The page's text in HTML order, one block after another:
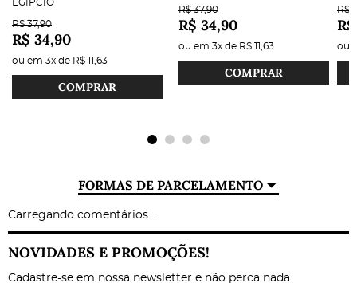
EGÍPCIO
R$ 37,90
R$ 34,90
ou em 3x de R$ 11,63
COMPRAR
R$ 37,90
R$ 34,90
ou em 3x de R$ 11,63
COMPRAR
R$
ou
FORMAS DE PARCELAMENTO
Carregando comentários ...
NOVIDADES E PROMOÇÕES!
Cadastre-se em nossa newsletter e não perca nada